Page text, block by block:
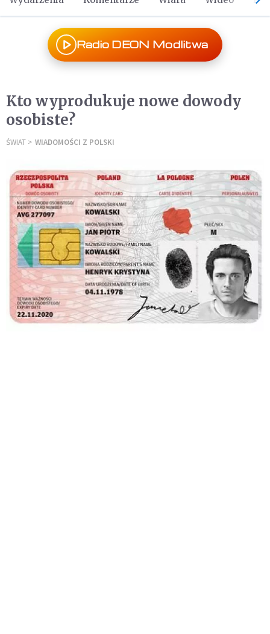
Radio DEON Modlitwa
Kto wyprodukuje nowe dowody
osobiste?
ŚWIAT WIADOMOŚCI Z POLSKI